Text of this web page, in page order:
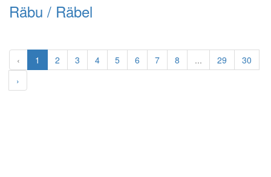
Räbu / Räbel
‹ 1 2 3 4 5 6 7 8 ... 29
30
›